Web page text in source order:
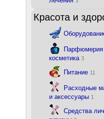
Красота и
Парфюмерия
косметика 3
Питание 11
Расходные
и аксессуары 1
Средства